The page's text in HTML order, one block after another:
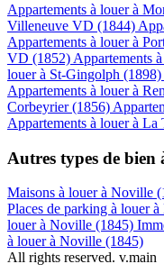
Appartements à louer à
Villeneuve VD (1844)
Appartements à louer à
VD (1852) Appartements
louer à St-Gingolph (1898)
Appartements à louer à
Corbeyrier (1856)
Appartements à louer à
Autres types de bien
Maisons à louer à Noville
Places de parking à louer
louer à Noville (1845)
à louer à Noville (1845)
All rights reserved. v.main